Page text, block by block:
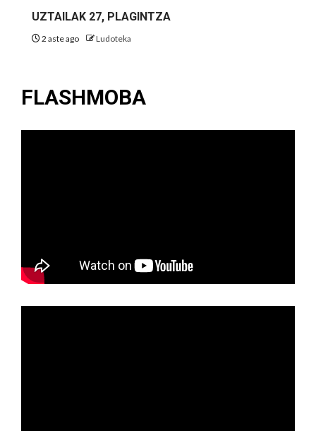
UZTAILAK 27, PLAGINTZA
2 aste ago Ludoteka
FLASHMOBA